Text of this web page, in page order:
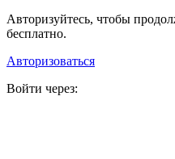
Авторизуйтесь, чтобы
бесплатно.
Авторизоваться
Войти через: